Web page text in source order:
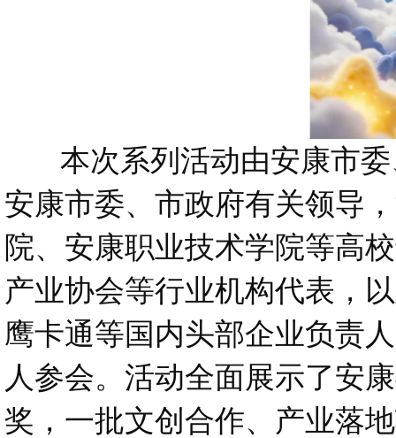
本次系列活动由安康市委
安康市委、市政府有关领导
院、安康职业技术学院等高
产业协会等行业机构代表，
鹰卡通等国内头部企业负责
人参会。活动全面展示了安
奖，一批文创合作、产业落